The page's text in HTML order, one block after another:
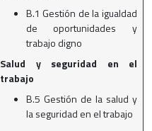
B.1 Gestión de la igualdad
de oportunidades y
trabajo digno
Salud y seguridad en el
trabajo
B.5 Gestión de la salud y
la seguridad en el trabajo